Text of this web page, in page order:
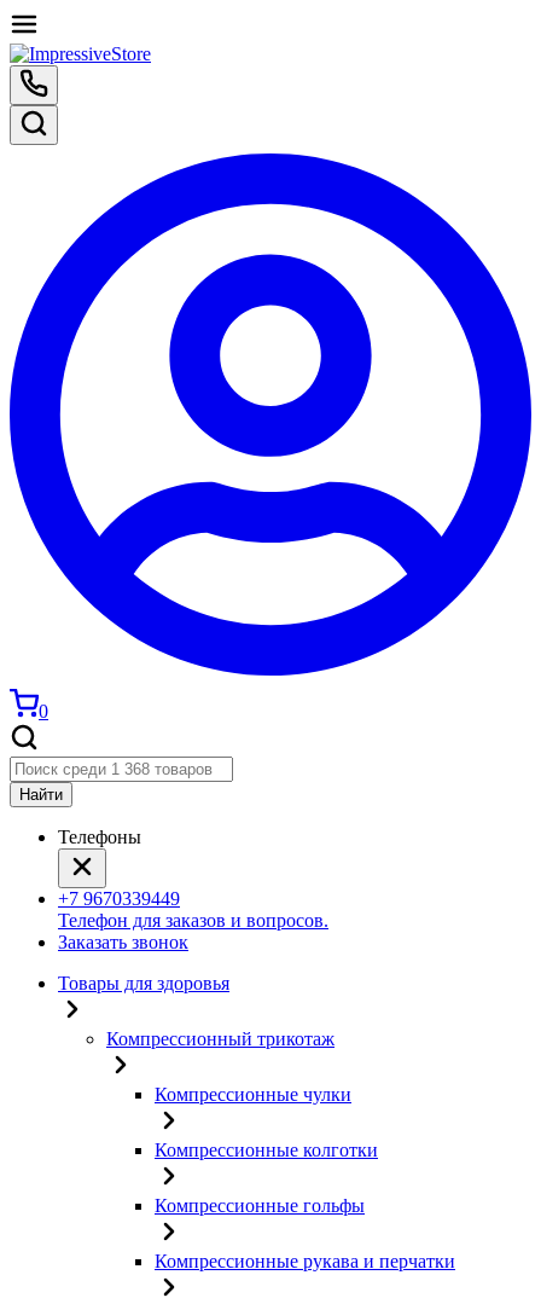
0
Найти
Телефоны
+7 9670339449
Телефон для заказов и вопросов.
Заказать звонок
Товары для здоровья
Компрессионный трикотаж
Компрессионные чулки
Компрессионные колготки
Компрессионные гольфы
Компрессионные рукава и перчатки